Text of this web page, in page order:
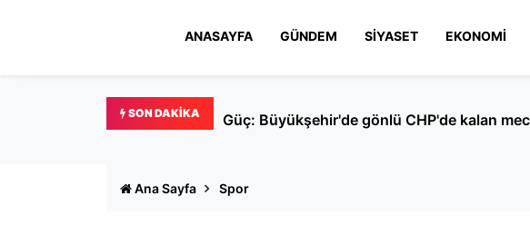
ANASAYFA GÜNDEM SIYASET EKONOMI
SON DAKIKA Pazar günü YÖKDİL/2 adayları ter dökecek
Ana Sayfa Spor